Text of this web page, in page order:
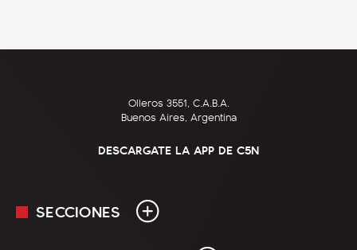
Olleros 3551, C.A.B.A.
Buenos Aires, Argentina
DESCARGATE LA APP DE C5N
SECCIONES